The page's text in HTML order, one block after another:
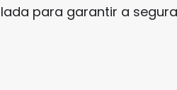
para garantir a